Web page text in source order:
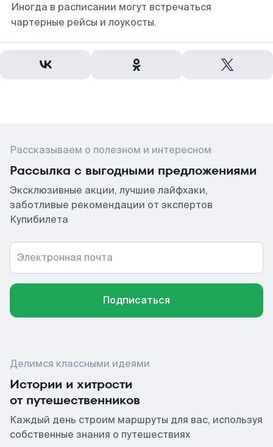
Иногда в расписании могут встречаться
чартерные рейсы и лоукосты.
Рассказываем о полезном и интересном
Рассылка с выгодными предложениями
Эксклюзивные акции, лучшие лайфхаки,
заботливые рекомендации от экспертов
Купибилета
Электронная почта
Подписаться
Делимся классными идеями
Истории и хитрости
от путешественников
Каждый день строим маршруты для вас, используя
собственные знания о путешествиях